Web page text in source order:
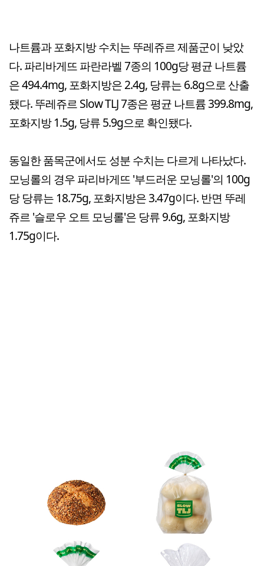
나트륨과 포화지방 수치는 뚜레쥬르 제품군이 낮았
다. 파리바게뜨 파란라벨 7종의 100g당 평균 나트륨
은 494.4mg, 포화지방은 2.4g, 당류는 6.8g으로 산출
됐다. 뚜레쥬르 Slow TLJ 7종은 평균 나트륨 399.8mg,
포화지방 1.5g, 당류 5.9g으로 확인됐다.
동일한 품목군에서도 성분 수치는 다르게 나타났다.
모닝롤의 경우 파리바게뜨 '부드러운 모닝롤'의 100g
당 당류는 18.75g, 포화지방은 3.47g이다. 반면 뚜레
쥬르 '슬로우 오트 모닝롤'은 당류 9.6g, 포화지방
1.75g이다.